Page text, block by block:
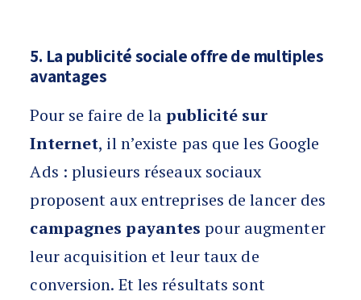
5. La publicité sociale offre de multiples
avantages
Pour se faire de lapublicité sur
Internet, il n’existe pas que les Google
Ads : plusieurs réseaux sociaux
proposent aux entreprises de lancer des
campagnes payantes pour augmenter
leur acquisition et leur taux de
conversion. Et les résultats sont